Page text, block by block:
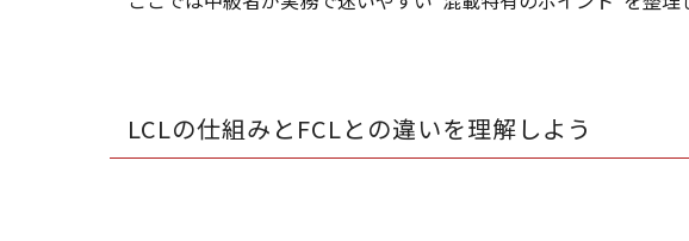
LCLの仕組みとFCLとの違いを理解しよう